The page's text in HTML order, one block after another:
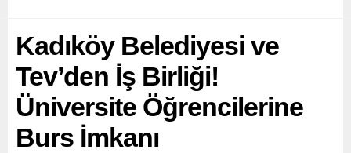
Kadıköy Belediyesi ve
Tev’den İş Birliği!
Üniversite Öğrencilerine
Burs İmkanı